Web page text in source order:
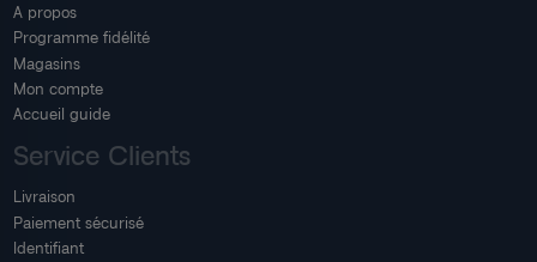
A propos
Programme fidélité
Magasins
Mon compte
Accueil guide
Service Clients
Livraison
Paiement sécurisé
Identifiant